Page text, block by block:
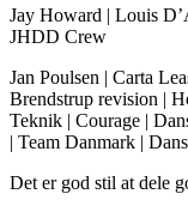
Jay Howard | Louis
JHDD Crew
Jan Poulsen | Carta
Brendstrup revision |
Teknik | Courage |
| Team Danmark |
Det er god stil at dele